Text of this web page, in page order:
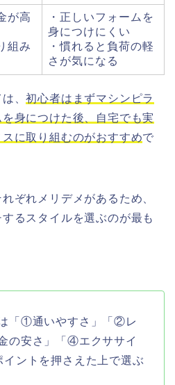
が高
組み
・正しいフォームを
身につけにくい
・慣れると負荷の軽
さが気になる
は、初心者はまずマシンピラ
身につけた後、自宅でも実
に取り組むのがおすすめで
ぞれメリデメがあるため、
るスタイルを選ぶのが最も
「①通いやすさ」「②レ
の安さ」「④エクササイ
ントを押さえた上で選ぶ